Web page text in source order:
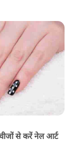
से करें नेल आर्ट